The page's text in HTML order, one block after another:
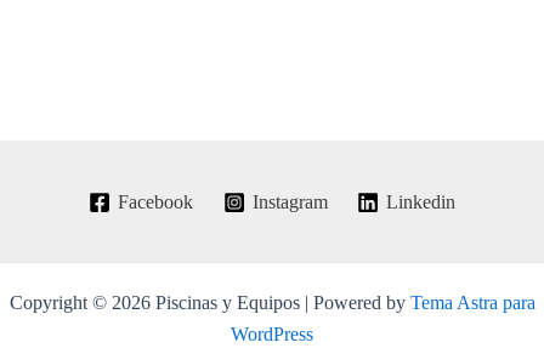
Facebook Instagram Linkedin
Copyright © 2026 Piscinas y Equipos | Powered by Tema Astra para
WordPress